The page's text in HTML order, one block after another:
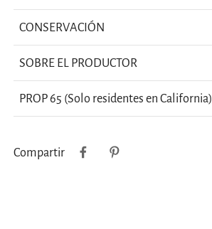
CONSERVACIÓN
SOBRE EL PRODUCTOR
PROP 65 (Solo residentes en California)
Compartir